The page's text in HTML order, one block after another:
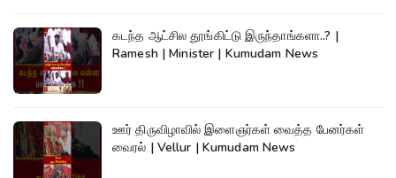
கடந்த ஆட்சில தூங்கிட்டு இருந்தாங்களா..? |
Ramesh | Minister | Kumudam News
ஊர் திருவிழாவில் இளைஞர்கள் வைத்த பேனர்கள்
வைரல் | Vellur | Kumudam News